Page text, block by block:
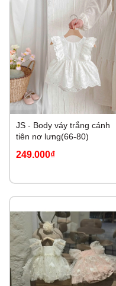
JS - Body váy trắng cánh
tiên nơ lưng(66-80)
249.000₫